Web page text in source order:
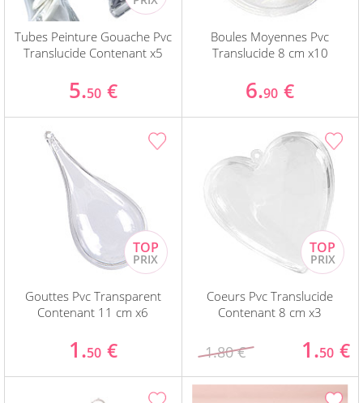
Tubes Peinture Gouache Pvc
Translucide Contenant x5
5.50 €
Boules Moyennes Pvc
Translucide 8 cm x10
6.90 €
Gouttes Pvc Transparent
Contenant 11 cm x6
1.50 €
Coeurs Pvc Translucide
Contenant 8 cm x3
1.80 € 1.50 €